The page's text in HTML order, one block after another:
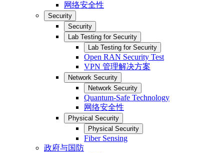
网络安全性
Security
Security
Lab Testing for Security
Lab Testing for Security
Open RAN Security Test
VPN 管理解决方案
Network Security
Network Security
Quantum-Safe Technology
网络安全性
Physical Security
Physical Security
Fiber Sensing
政府与国防